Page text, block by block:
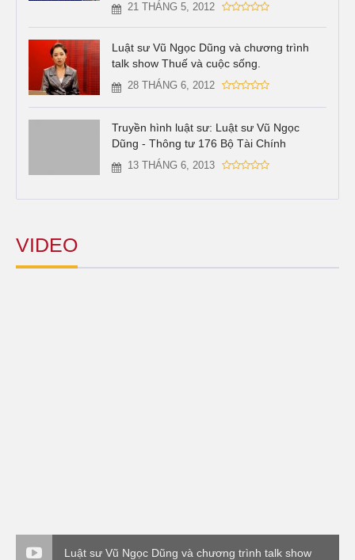
21 THÁNG 5, 2012
Luật sư Vũ Ngọc Dũng và chương trình
talk show Thuế và cuộc sống.
28 THÁNG 6, 2012
Truyền hình luật sư: Luật sư Vũ Ngọc
Dũng - Thông tư 176 Bộ Tài Chính
13 THÁNG 6, 2013
VIDEO
Luật sư Vũ Ngọc Dũng và chương trình talk show